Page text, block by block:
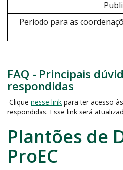
Período para as
FAQ - Principais
respondidas
Clique nesse link para ter acesso
respondidas. Esse link será
Plantões de
ProEC